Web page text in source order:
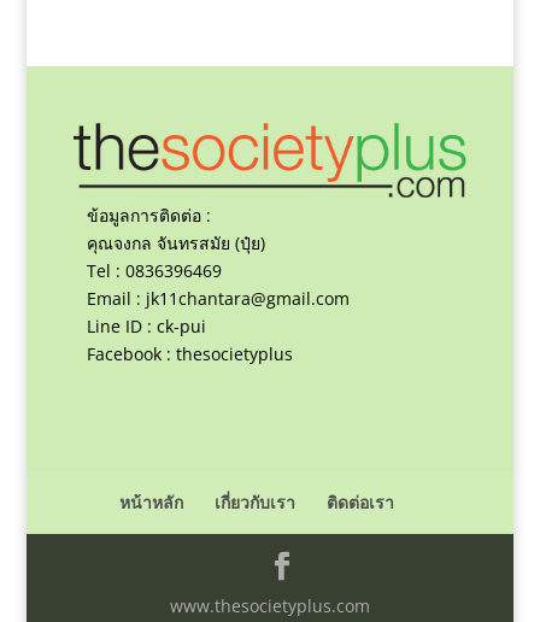
ข้อมูลการติดต่อ :
คุณจงกล จันทรสมัย (ปุ๋ย)
Tel : 0836396469
Email : jk11chantara@gmail.com
Line ID : ck-pui
Facebook : thesocietyplus
หน้าหลัก เกี่ยวกับเรา ติดต่อเรา
www.thesocietyplus.com